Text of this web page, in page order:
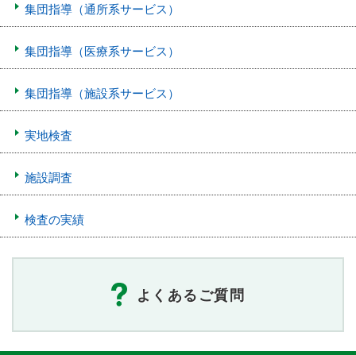
集団指導（通所系サービス）
集団指導（医療系サービス）
集団指導（施設系サービス）
実地検査
施設調査
検査の実績
よくあるご質問